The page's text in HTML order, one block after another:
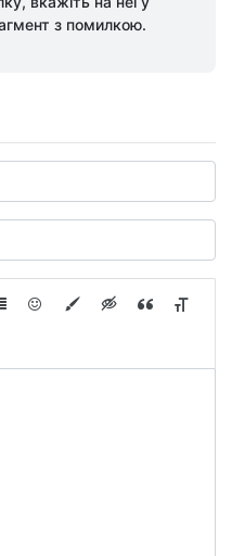
з помилкою.